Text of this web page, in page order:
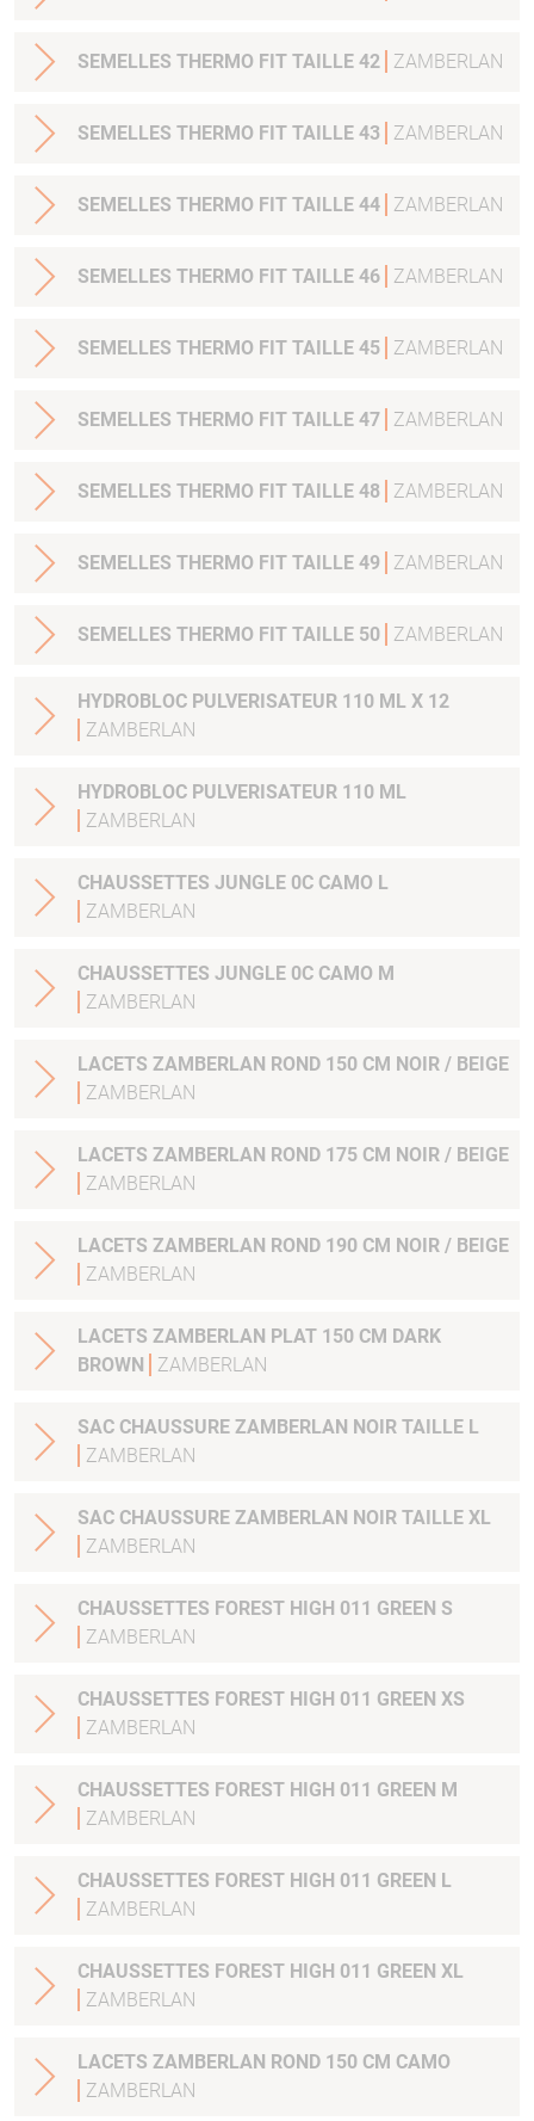
SEMELLES THERMO FIT TAILLE 42 ZAMBERLAN
SEMELLES THERMO FIT TAILLE 43 ZAMBERLAN
SEMELLES THERMO FIT TAILLE 44 ZAMBERLAN
SEMELLES THERMO FIT TAILLE 46 ZAMBERLAN
SEMELLES THERMO FIT TAILLE 45 ZAMBERLAN
SEMELLES THERMO FIT TAILLE 47 ZAMBERLAN
SEMELLES THERMO FIT TAILLE 48 ZAMBERLAN
SEMELLES THERMO FIT TAILLE 49 ZAMBERLAN
SEMELLES THERMO FIT TAILLE 50 ZAMBERLAN
HYDROBLOC PULVERISATEUR 110 ML X 12
ZAMBERLAN
HYDROBLOC PULVERISATEUR 110 ML
ZAMBERLAN
CHAUSSETTES JUNGLE 0C CAMO L
ZAMBERLAN
CHAUSSETTES JUNGLE 0C CAMO M
ZAMBERLAN
LACETS ZAMBERLAN ROND 150 CM NOIR / BEIGE
ZAMBERLAN
LACETS ZAMBERLAN ROND 175 CM NOIR / BEIGE
ZAMBERLAN
LACETS ZAMBERLAN ROND 190 CM NOIR / BEIGE
ZAMBERLAN
LACETS ZAMBERLAN PLAT 150 CM DARK
BROWN
ZAMBERLAN
SAC CHAUSSURE ZAMBERLAN NOIR TAILLE L
ZAMBERLAN
SAC CHAUSSURE ZAMBERLAN NOIR TAILLE XL
ZAMBERLAN
CHAUSSETTES FOREST HIGH 011 GREEN S
ZAMBERLAN
CHAUSSETTES FOREST HIGH 011 GREEN XS
ZAMBERLAN
CHAUSSETTES FOREST HIGH 011 GREEN M
ZAMBERLAN
CHAUSSETTES FOREST HIGH 011 GREEN L
ZAMBERLAN
CHAUSSETTES FOREST HIGH 011 GREEN XL
ZAMBERLAN
LACETS ZAMBERLAN ROND 150 CM CAMO
ZAMBERLAN